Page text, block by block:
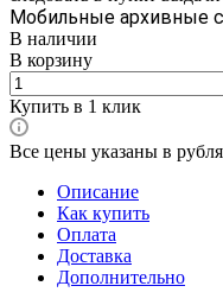
Мобильные архивные
В наличии
В корзину
Купить в 1 клик
Все цены указаны в
Описание
Как купить
Оплата
Доставка
Дополнительно